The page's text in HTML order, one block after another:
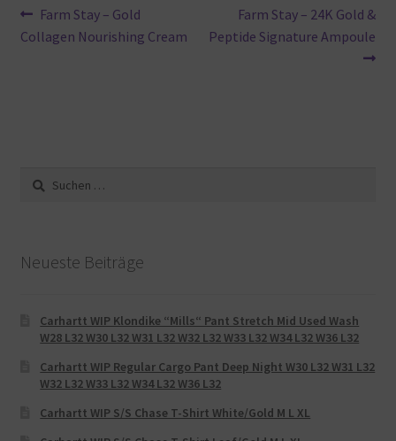
Beitragsnavigation
Vorheriger
Beitrag:
Farm Stay – Gold
Collagen Nourishing Cream
Nächster
Beitrag:
Farm Stay – 24K Gold &
Peptide Signature Ampoule
Suche
nach:
Neueste Beiträge
Carhartt WIP Klondike “Mills“ Pant Stretch Mid Used Wash
W28 L32 W30 L32 W31 L32 W32 L32 W33 L32 W34 L32 W36 L32
Carhartt WIP Regular Cargo Pant Deep Night W30 L32 W31 L32
W32 L32 W33 L32 W34 L32 W36 L32
Carhartt WIP S/S Chase T-Shirt White/Gold M L XL